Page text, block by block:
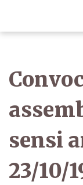
sensi
23/10/